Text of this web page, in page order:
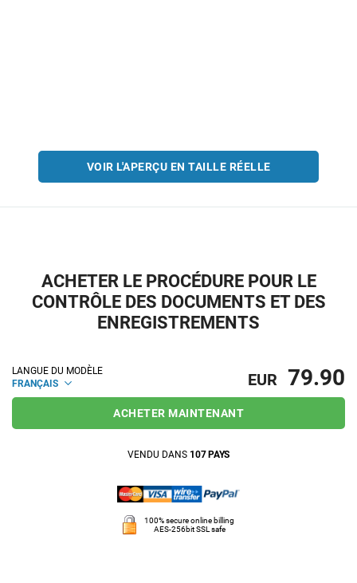
VOIR L'APERÇU EN TAILLE RÉELLE
ACHETER LE PROCÉDURE POUR LE
CONTRÔLE DES DOCUMENTS ET DES
ENREGISTREMENTS
LANGUE DU MODÈLE
FRANÇAIS
EUR 79.90
ACHETER MAINTENANT
VENDU DANS 107 PAYS
100% secure online billing
AES-256bit SSL safe